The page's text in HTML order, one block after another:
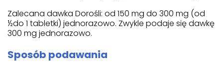
Zalecana dawka Dorośli: od 150 mg do 300 mg (od
½do 1 tabletki) jednorazowo. Zwykle podaje się dawkę
300 mg jednorazowo.
Sposób podawania